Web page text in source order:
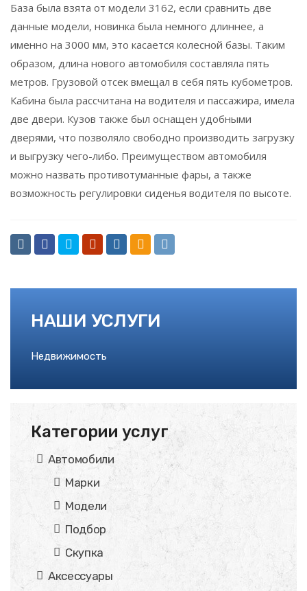
База была взята от модели 3162, если сравнить две
данные модели, новинка была немного длиннее, а
именно на 3000 мм, это касается колесной базы. Таким
образом, длина нового автомобиля составляла пять
метров. Грузовой отсек вмещал в себя пять кубометров.
Кабина была рассчитана на водителя и пассажира, имела
две двери. Кузов также был оснащен удобными
дверями, что позволяло свободно производить загрузку
и выгрузку чего-либо. Преимуществом автомобиля
можно назвать противотуманные фары, а также
возможность регулировки сиденья водителя по высоте.
НАШИ УСЛУГИ
Недвижимость
Категории услуг
Автомобили
Марки
Модели
Подбор
Скупка
Аксессуары